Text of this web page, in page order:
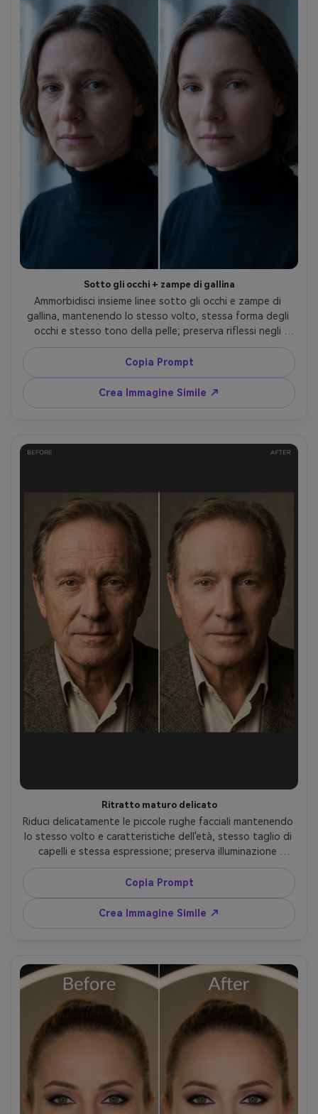
Sotto gli occhi + zampe di gallina
Ammorbidisci insieme linee sotto gli occhi e zampe di
gallina, mantenendo lo stesso volto, stessa forma degli
occhi e stesso tono della pelle; preserva riflessi negli
occhi, direzione dell'illuminazione originale e dettagli dello
sfondo, mantenendo texture naturale della pelle e
proporzioni realistiche --ar 4:5
Copia Prompt
Crea Immagine Simile ↗
Ritratto maturo delicato
Riduci delicatamente le piccole rughe facciali mantenendo
lo stesso volto e caratteristiche dell'età, stesso taglio di
capelli e stessa espressione; preserva illuminazione
originale, ombre naturali e dettagli di sfondo senza
esagerare, mantenendo l'illuminazione originale --ar 4:5
Copia Prompt
Crea Immagine Simile ↗